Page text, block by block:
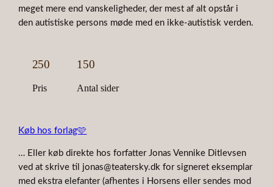
meget mere end vanskeligheder, der mest af alt opstår i
den autistiske persons møde med en ikke-autistisk verden.
250
Pris
150
Antal sider
Køb hos forlag🩷
… Eller køb direkte hos forfatter Jonas Vennike Ditlevsen
ved at skrive til jonas@teatersky.dk for signeret eksemplar
med ekstra elefanter (afhentes i Horsens eller sendes mod